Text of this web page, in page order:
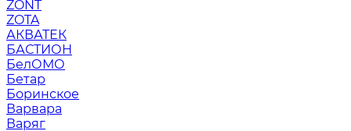
ZONT
ZOTA
АКВАТЕК
БАСТИОН
БелОМО
Бетар
Боринское
Варвара
Варяг